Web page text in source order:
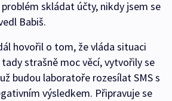
skládat účty, nikdy jsem se
Babiš.
hovořil o tom, že vláda situaci
strašně moc věcí, vytvořily se
budou laboratoře rozesílat SMS s
výsledkem. Připravuje se